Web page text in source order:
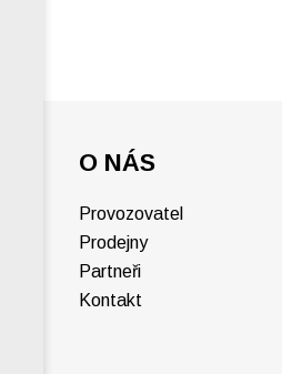
O NÁS
Provozovatel
Prodejny
Partneři
Kontakt